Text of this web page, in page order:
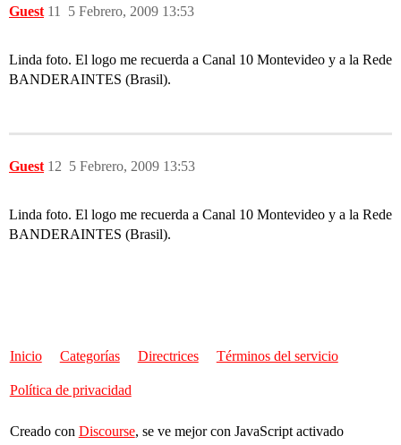
Guest 5 Febrero, 2009 13:53
11
Linda foto. El logo me recuerda a Canal 10 Montevideo y a la Rede
BANDERAINTES (Brasil).
Guest 5 Febrero, 2009 13:53
12
Linda foto. El logo me recuerda a Canal 10 Montevideo y a la Rede
BANDERAINTES (Brasil).
Inicio Categorías Directrices Términos del servicio
Política de privacidad
Creado con Discourse, se ve mejor con JavaScript activado